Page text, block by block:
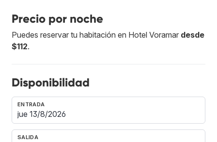
Precio por noche
Puedes reservar tu habitación en Hotel Voramar desde
$112.
Disponibilidad
ENTRADA
SALIDA